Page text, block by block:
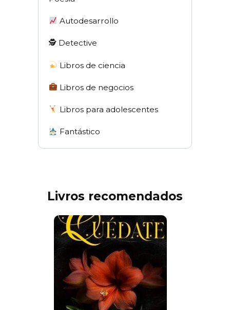
Autodesarrollo
🕵 Detective
Libros de ciencia
Libros de negocios
Libros para adolescentes
Fantástico
Livros recomendados